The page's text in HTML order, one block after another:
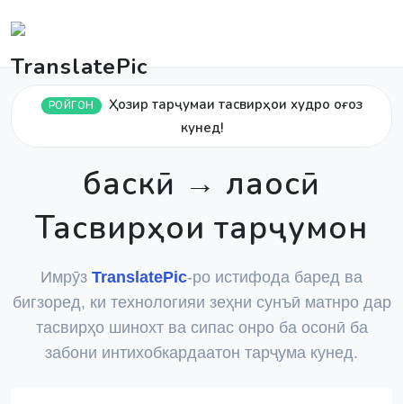
РОЙГОН
Ҳозир тарҷумаи тасвирҳои худро оғоз
кунед!
баскӣ → лаосӣ
Тасвирҳои тарҷумон
Имрӯз TranslatePic-ро истифода баред ва
бигзоред, ки технологияи зеҳни сунъӣ матнро дар
тасвирҳо шинохт ва сипас онро ба осонӣ ба
забони интихобкардаатон тарҷума кунед.